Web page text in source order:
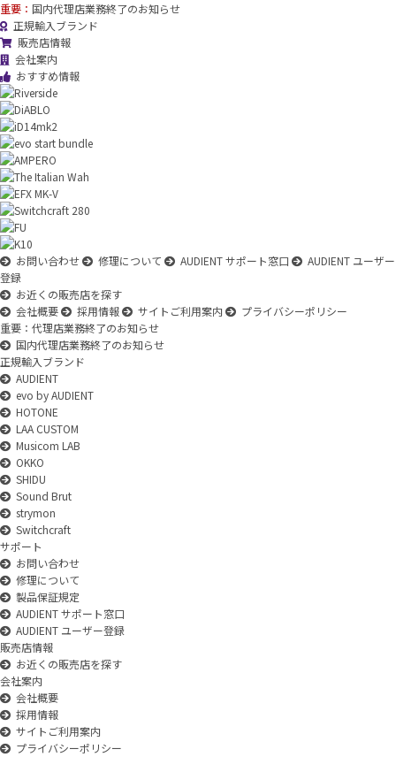
重要： 国内代理店業務終了のお知らせ
正規輸入ブランド
販売店情報
会社案内
おすすめ情報
お問い合わせ 修理について AUDIENT サポート窓口
AUDIENT ユーザー
登録
お近くの販売店を探す
会社概要
採用情報 サイトご利用案内
プライバシーポリシー
重要：代理店業務終了のお知らせ
国内代理店業務終了のお知らせ
正規輸入ブランド
AUDIENT
evo by AUDIENT
HOTONE
LAA CUSTOM
Musicom LAB
OKKO
SHIDU
Sound Brut
strymon
Switchcraft
サポート
お問い合わせ
修理について
製品保証規定
AUDIENT サポート窓口
AUDIENT ユーザー登録
販売店情報
お近くの販売店を探す
会社案内
会社概要
採用情報
サイトご利用案内
プライバシーポリシー